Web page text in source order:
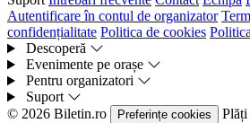
Autentificare în contul de organizator
confidențialitate Politica de cookies
Descoperă
Evenimente pe orașe
Pentru organizatori
Suport
© 2026 Biletin.ro
Preferințe cookies Plăți